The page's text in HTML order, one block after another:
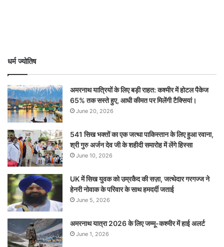
धर्म ज्योतिष
अमरनाथ यात्रियों के लिए बड़ी राहत: कश्मीर में होटल पैकेज
65% तक सस्ते हुए, आधी कीमत पर मिलेंगी टैक्सियां।
June 20, 2026
541 सिख भक्तों का एक जत्था पाकिस्तान के लिए हुआ रवाना,
श्री गुरु अर्जन देव जी के शहीदी समारोह में लेंगे हिस्सा
June 10, 2026
UK में सिख युवक को उम्रकैद की सज़ा, जत्थेदार गरगज्ज ने
हेनरी नोवाक के परिवार के साथ हमदर्दी जताई
June 5, 2026
अमरनाथ यात्रा 2026 के लिए जम्मू-कश्मीर में हाई अलर्ट
June 1, 2026